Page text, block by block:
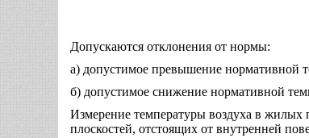
Допускаются отклонения от нормы:
а) допустимое превышение нормативной
б) допустимое снижение нормативной
Измерение температуры воздуха в жилых
плоскостей, отстоящих от внутренней